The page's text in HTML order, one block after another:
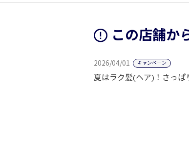
この店舗か
2026/04/01 キャンペーン
夏はラク髪(ヘア)！さっぱ